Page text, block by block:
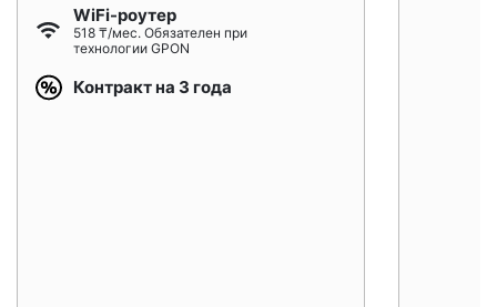
WiFi-роутер
518 ₸/мес. Обязателен при
технологии GPON
Контракт на 3 года